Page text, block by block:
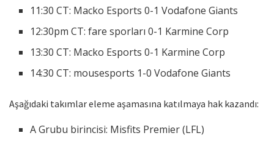
11:30 CT: Macko Esports 0-1 Vodafone Giants
12:30pm CT: fare sporları 0-1 Karmine Corp
13:30 CT: Macko Esports 0-1 Karmine Corp
14:30 CT: mousesports 1-0 Vodafone Giants
Aşağıdaki takımlar eleme aşamasına katılmaya hak kazandı:
A Grubu birincisi: Misfits Premier (LFL)